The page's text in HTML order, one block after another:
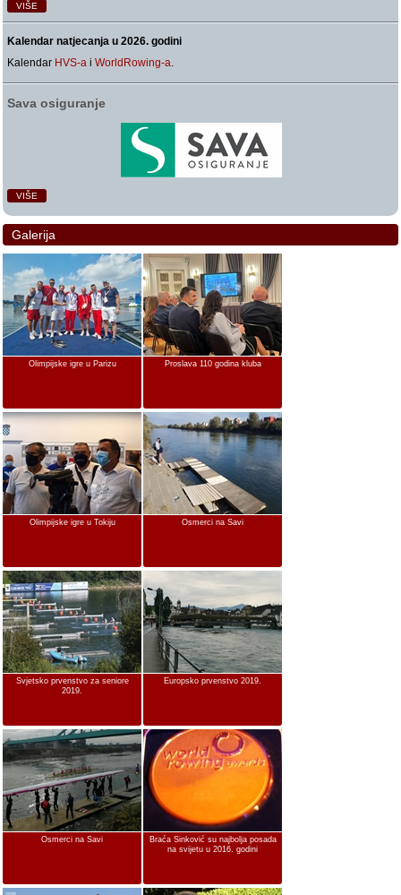
VIŠE
Kalendar natjecanja u 2026. godini
Kalendar HVS-a iWorldRowing-a.
Sava osiguranje
VIŠE
Galerija
Olimpijske igre u Parizu Proslava 110 godina kluba
Olimpijske igre u Tokiju Osmerci na Savi
Svjetsko prvenstvo za seniore
2019.
Europsko prvenstvo 2019.
Osmerci na Savi
Braća Sinković su najbolja posada
na svijetu u 2016. godini